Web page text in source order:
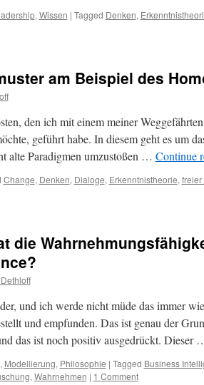
, Wissen | Tagged Denken,
am Beispiel des
den ich mit einem meiner
geführt habe. In diesem geht es um
alte Paradigmen umzustoßen … Continue
Change, Denken, Dialoge, Erkenntnistheorie, freier
die
und ich werde nicht müde das immer
und empfunden. Das ist genau der
das ist noch positiv ausgedrückt. Dieser
, Modellierung, Philosophie | Tagged Business
, Wahrnehmen | 1 Comment